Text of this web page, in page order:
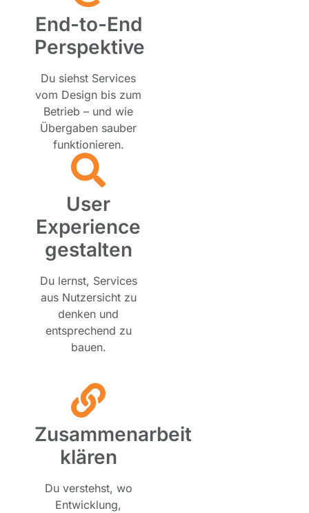
End-to-End
Perspektive
Du siehst Services
vom Design bis zum
Betrieb – und wie
Übergaben sauber
funktionieren.
User
Experience
gestalten
Du lernst, Services
aus Nutzersicht zu
denken und
entsprechend zu
bauen.
Zusammenarbeit
klären
Du verstehst, wo
Entwicklung,